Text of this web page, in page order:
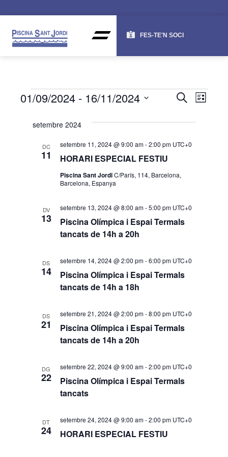
FES-TE'N SOCI
CERCA
LLISTA
01/09/2024 - 16/11/2024
unasetembre 2024
DC
11 HORARI ESPECIAL FESTIU
setembre 11, 2024 @ 9:00 am-2:00 pm UTC+0
Piscina Sant JordiC/París, 114, Barcelona,
Barcelona, Espanya
DV
13
Piscina Olímpica i Espai Termals
tancats de 14h a 20h
setembre 13, 2024 @ 8:00 am-5:00 pm UTC+0
DS
14
Piscina Olímpica i Espai Termals
tancats de 14h a 18h
setembre 14, 2024 @ 2:00 pm-6:00 pm UTC+0
DS
21
Piscina Olímpica i Espai Termals
tancats de 14h a 20h
setembre 21, 2024 @ 2:00 pm-8:00 pm UTC+0
DG
22
Piscina Olímpica i Espai Termals
tancats
setembre 22, 2024 @ 9:00 am-2:00 pm UTC+0
DT
24 HORARI ESPECIAL FESTIU
setembre 24, 2024 @ 9:00 am-2:00 pm UTC+0